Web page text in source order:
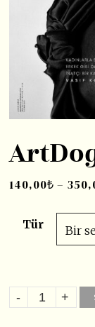
140,00₺ –
Tür